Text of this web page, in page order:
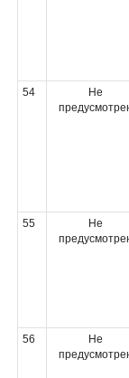
54
Не
55
Не
56
Не